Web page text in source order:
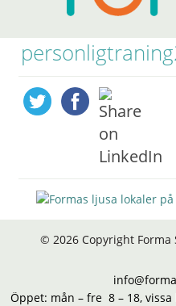
© 2026 Copyright Forma
Öppet: mån – fre 8 – 18,